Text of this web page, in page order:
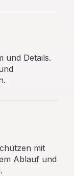
und Details.
mit
Ablauf und